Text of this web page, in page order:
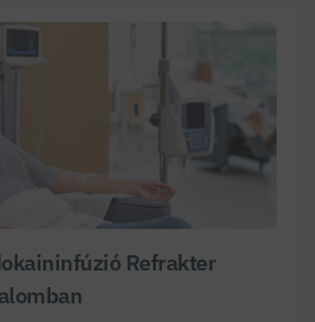
Refrakter